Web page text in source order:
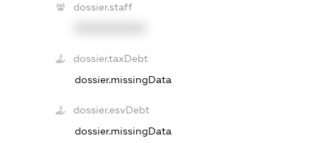
dossier.staff
dossier.taxDebt
dossier.missingData
dossier.esvDebt
dossier.missingData